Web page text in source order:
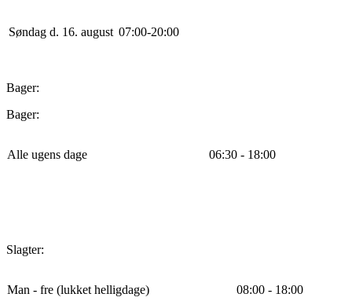
Søndag d. 16. august 07:00-20:00
Bager:
Bager:
Alle ugens dage 06:30 - 18:00
Slagter:
Man - fre (lukket helligdage) 08:00 - 18:00